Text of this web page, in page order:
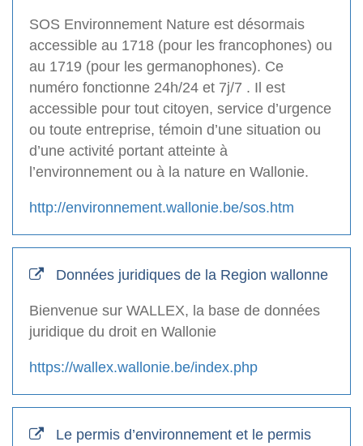
SOS Environnement Nature est désormais
accessible au 1718 (pour les francophones) ou
au 1719 (pour les germanophones). Ce
numéro fonctionne 24h/24 et 7j/7 . Il est
accessible pour tout citoyen, service d’urgence
ou toute entreprise, témoin d’une situation ou
d’une activité portant atteinte à
l’environnement ou à la nature en Wallonie.
http://environnement.wallonie.be/sos.htm
Données juridiques de la Region wallonne
Bienvenue sur WALLEX, la base de données
juridique du droit en Wallonie
https://wallex.wallonie.be/index.php
Le permis d’environnement et le permis